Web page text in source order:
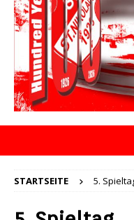
STARTSEITE 5.